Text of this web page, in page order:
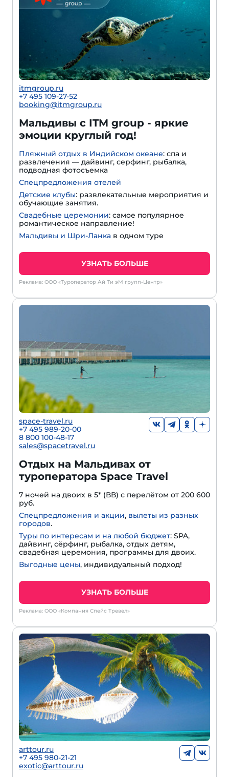
itmgroup.ru
+7 495 109-27-52
booking@itmgroup.ru
Мальдивы с ITM group - яркие
эмоции круглый год!
Пляжный отдых в Индийском океане: спа и
развлечения — дайвинг, серфинг, рыбалка,
подводная фотосъемка
Спецпредложения отелей
Детские клубы: развлекательные мероприятия и
обучающие занятия.
Свадебные церемонии: самое популярное
романтическое направление!
Мальдивы и Шри-Ланка в одном туре
УЗНАТЬ БОЛЬШЕ
Реклама: ООО «Туроператор Ай Ти эМ групп-Центр»
space-travel.ru
+7 495 989-20-00
8 800 100-48-17
sales@spacetravel.ru
Отдых на Мальдивах от
туроператора Space Travel
7 ночей на двоих в 5* (ВВ) с перелётом от 200 600
руб.
Спецпредложения и акции, вылеты из разных
городов.
Туры по интересам и на любой бюджет: SPA,
дайвинг, сёрфинг, рыбалка, отдых детям,
свадебная церемония, программы для двоих.
Выгодные цены, индивидуальный подход!
УЗНАТЬ БОЛЬШЕ
Реклама: ООО «Компания Спейс Тревел»
arttour.ru
+7 495 980-21-21
exotic@arttour.ru